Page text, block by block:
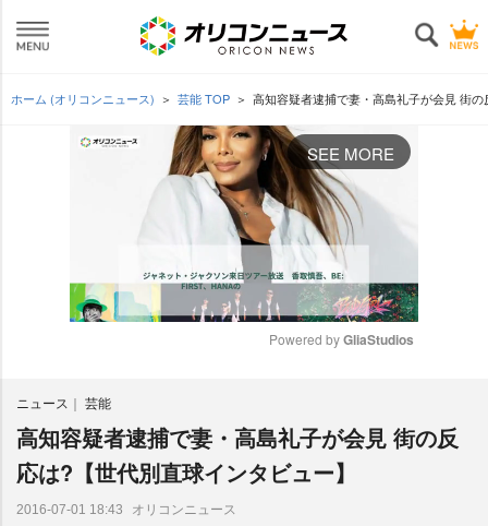
ホーム (オリコンニュース) 芸能 TOP 高知容疑者逮捕で妻・高島礼子が会見 街
SEE MORE
e
Powered by GliaStudios
ニュース 芸能
高知容疑者逮捕で妻・高島礼子が会見 街の反
応は?【世代別直球インタビュー】
2016-07-01 18:43 オリコンニュース